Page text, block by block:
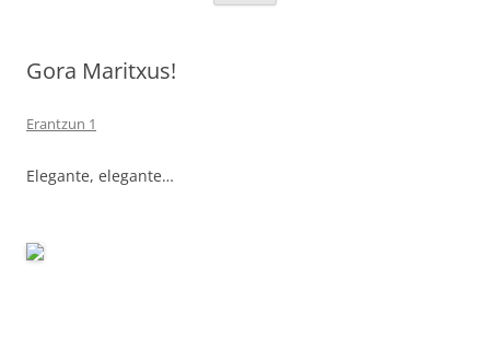
Gora Maritxus!
Erantzun 1
Elegante, elegante…